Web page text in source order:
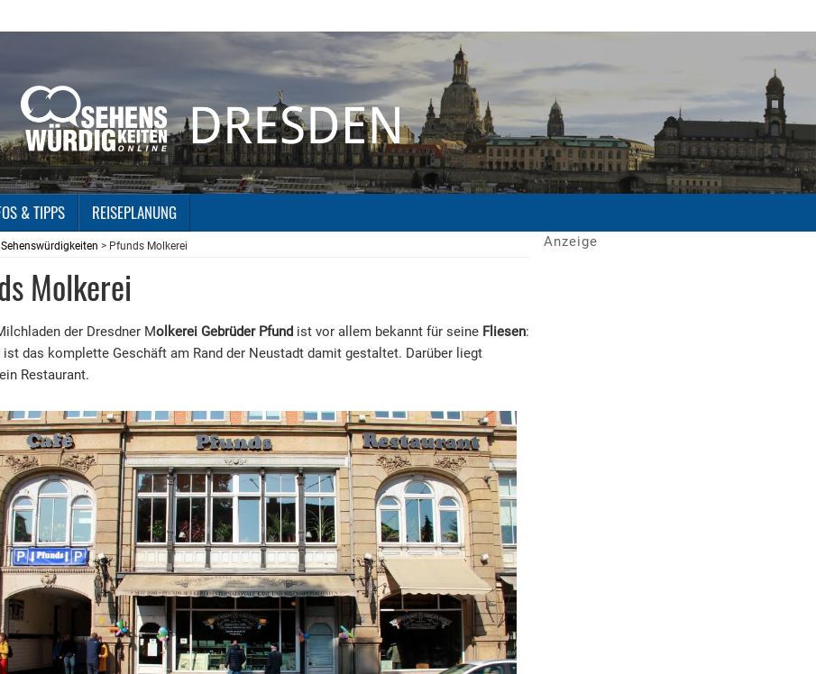
& TIPPS REISEPLANUNG
Sehenswürdigkeiten > Pfunds Molkerei
Molkerei
der Dresdner Molkerei Gebrüder Pfund ist vor allem bekannt für seine Fliesen:
ist das komplette Geschäft am Rand der Neustadt damit gestaltet. Darüber liegt
Restaurant.
Anzeige